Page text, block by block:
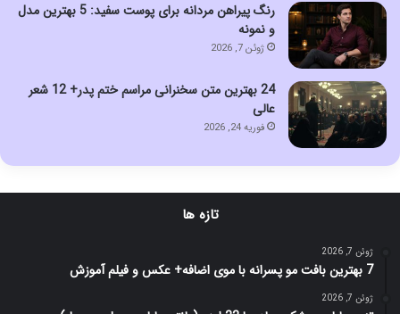
رنگ پیراهن مردانه برای پوست سفید: 5 بهترین مدل
و نمونه
ژوئن 7, 2026
24 بهترین متن سخنرانی مراسم ختم پدر+ 12 شعر
عالی
فوریه 24, 2026
تازه ها
ژوئن 7, 2026
7 بهترین بافت مو پسرانه با موی اضافه+ عکس و فیلم آموزش
ژوئن 7, 2026